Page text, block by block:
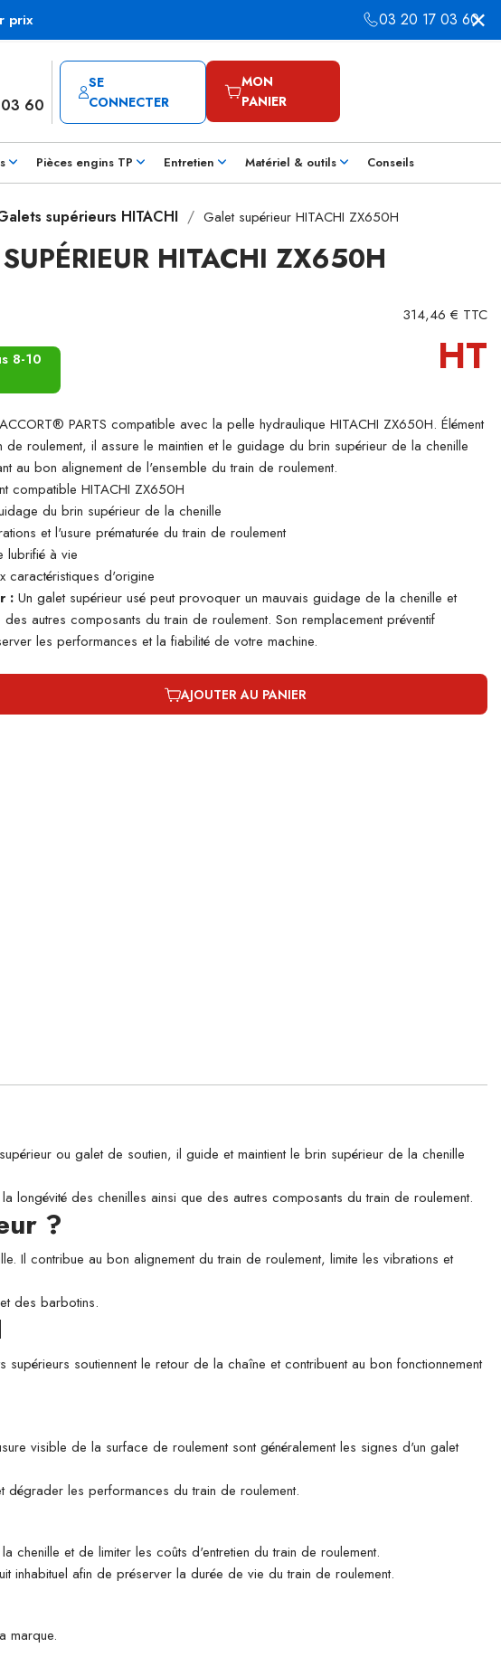
prix 03 20 17 03 60
60
SE
CONNECTER
MON
PANIER
Pièces engins TP Entretien Matériel & outils Conseils
supérieurs HITACHI Galet supérieur HITACHI ZX650H
HITACHI ZX650H
314,46 € TTC
8-10
HT
PARTS compatible avec la pelle hydraulique HITACHI ZX650H. Élément
de roulement, il assure le maintien et le guidage du brin supérieur de la chenille
au bon alignement de l'ensemble du train de roulement.
compatible HITACHI ZX650H
du brin supérieur de la chenille
et l'usure prématurée du train de roulement
lubrifié à vie
caractéristiques d'origine
: Un galet supérieur usé peut provoquer un mauvais guidage de la chenille et
autres composants du train de roulement. Son remplacement préventif
les performances et la fiabilité de votre machine.
AJOUTER AU PANIER
ou galet de soutien, il guide et maintient le brin supérieur de la chenille
des chenilles ainsi que des autres composants du train de roulement.
?
Il contribue au bon alignement du train de roulement, limite les vibrations et
des barbotins.
soutiennent le retour de la chaîne et contribuent au bon fonctionnement
visible de la surface de roulement sont généralement les signes d'un galet
dégrader les performances du train de roulement.
et de limiter les coûts d'entretien du train de roulement.
inhabituel afin de préserver la durée de vie du train de roulement.
marque.